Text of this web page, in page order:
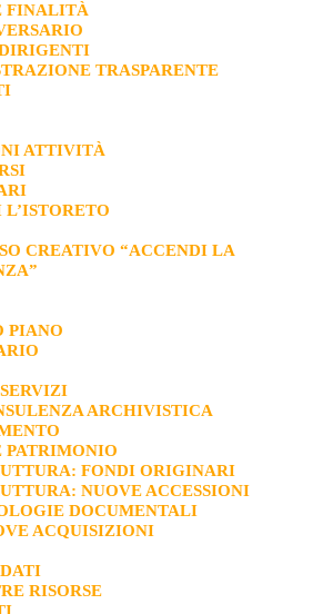
FINALITÀ
TRASPARENTE
ATTIVITÀ
L’ISTORETO
CREATIVO “ACCENDI LA
PIANO
ARCHIVISTICA
PATRIMONIO
FONDI ORIGINARI
NUOVE ACCESSIONI
DOCUMENTALI
ACQUISIZIONI
RISORSE